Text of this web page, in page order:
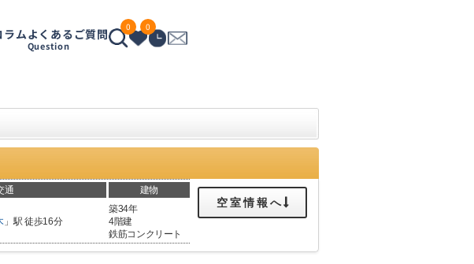
ラムよくあるご質問
Question
0 0
通 建物
」駅 徒歩16分
築34年
4階建
鉄筋コンクリート
空室情報へ